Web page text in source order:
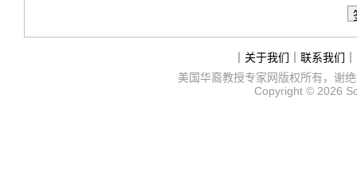
关于我们 联系我们
美国华裔教授专家网版权所有，谢
Copyright © 2026